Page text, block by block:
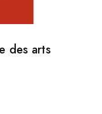
des arts